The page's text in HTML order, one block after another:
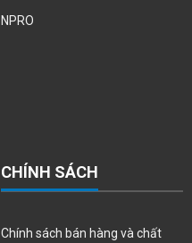
NPRO
CHÍNH SÁCH
Chính sách bán hàng và chất